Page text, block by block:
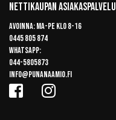
Nettikaupan Asiakaspalvelu
Avoinna: Ma-pe klo 8-16
0445 805 874
Whatsapp:
044-5805873
info@punanaamio.fi